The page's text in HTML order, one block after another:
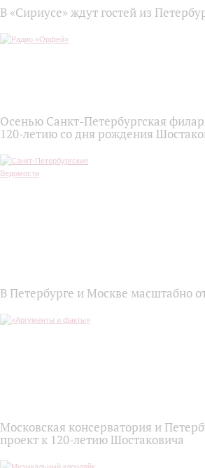
В «Сириусе» ждут гостей из
Осенью Санкт-Петербургская
120‑летию со дня рождения
В Петербурге и Москве масштабно
Московская консерватория и
проект к 120-летию Шостаковича